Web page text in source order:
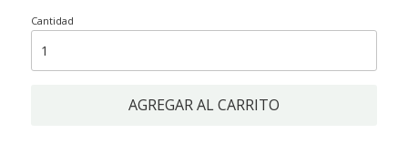
Cantidad
AGREGAR AL CARRITO